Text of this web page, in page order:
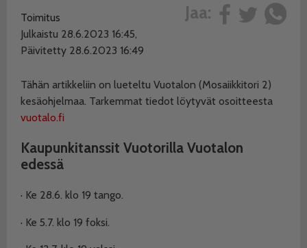
Jaa:
Toimitus
Julkaistu 28.6.2023 16:45,
Päivitetty 28.6.2023 16:49
Tähän artikkeliin on lueteltu Vuotalon (Mosaiikkitori 2)
kesäohjelmaa. Tarkemmat tiedot löytyvät osoitteesta
vuotalo.fi
Kaupunkitanssit Vuotorilla Vuotalon
edessä
· Ke 28.6. klo 19 tango.
· Ke 5.7. klo 19 foksi.